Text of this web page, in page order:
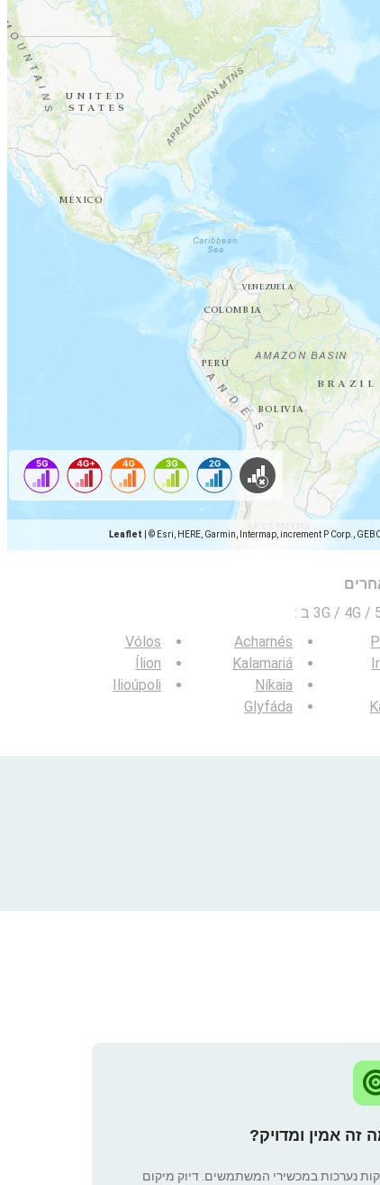
Leaflet © Esri, HERE, Garmin, Intermap, increment P Corp.,
:
Acharnés
Kalamariá
Níkaia
Glyfáda
Vólos
Ílion
Ilioúpoli
זה אמין ומדויק?
נערכות במכשירי המשתמשים. דיוק מיקום